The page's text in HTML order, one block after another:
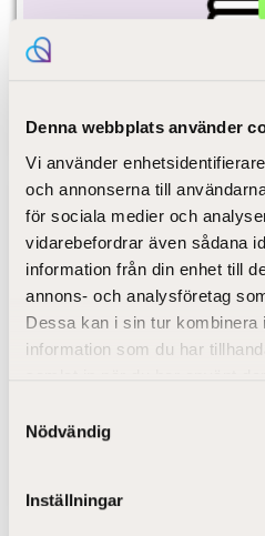
Denna webbplats använder
Vi använder
och annonserna till
för sociala medier och
vidarebefordrar även sådana
information från din enhet till
annons- och analysföretag
Dessa kan i sin tur kombinera
information som du har
Nödvändig
Inställningar
Publicerad 1.2.2022
nästa år?
Publicerad 25.1.2022